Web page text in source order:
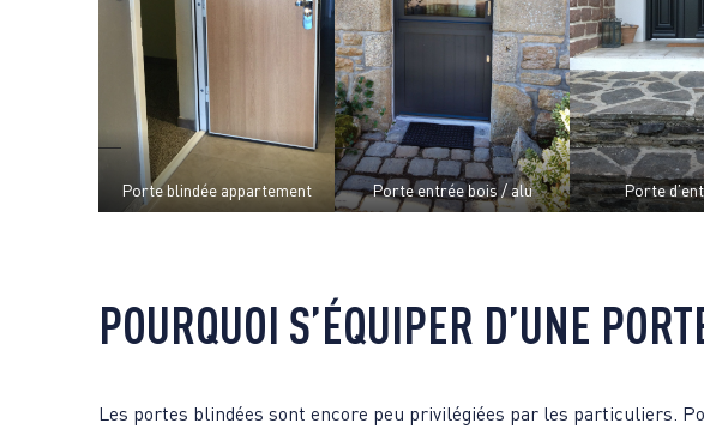
Porte blindée appartement Porte entrée bois / alu Porte
POURQUOI S’ÉQUIPER D’UNE
Les portes blindées sont encore peu privilégiées par les particuliers.